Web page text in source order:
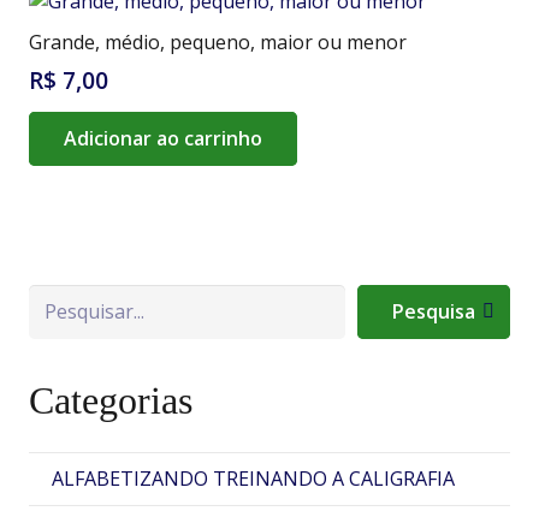
Grande, médio, pequeno, maior ou menor
R$ 7,00
Adicionar ao carrinho
Pesquisa Pesquisa
Categorias
ALFABETIZANDO TREINANDO A CALIGRAFIA